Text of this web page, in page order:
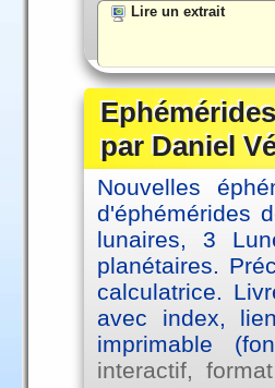
Lire un extrait
par Daniel
Nouvelles
d'éphémérides
lunaires, 3
planétaires.
calculatrice.
avec index,
imprimable
interactif,